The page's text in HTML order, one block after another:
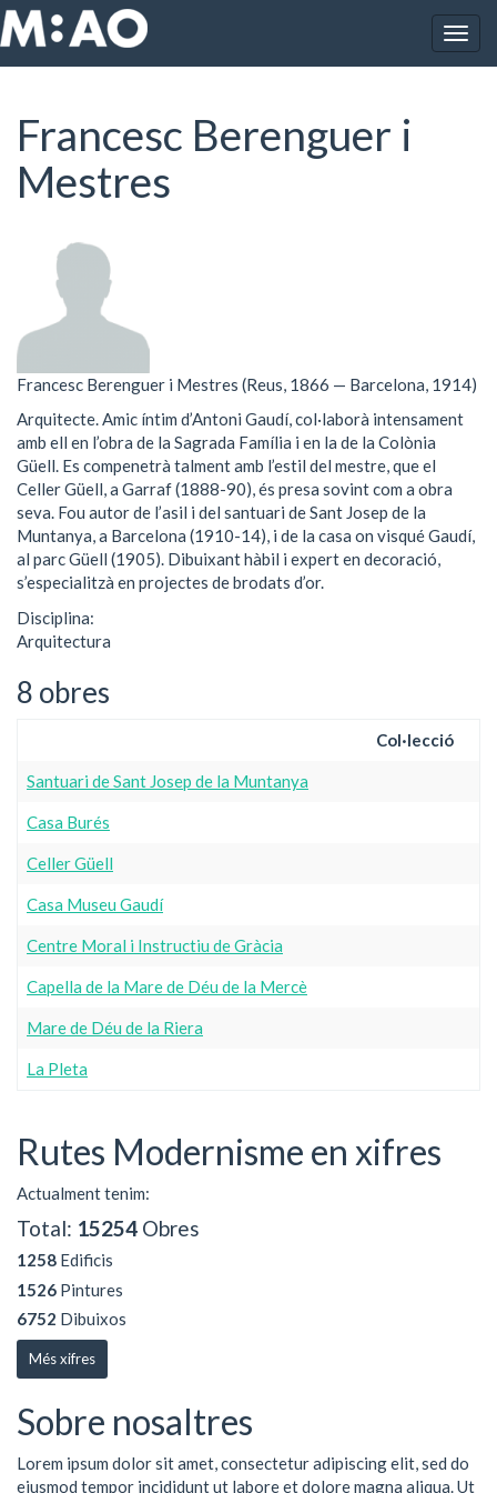
Vés al contingut
Inici Francesc Berenguer i Mestres
Francesc Berenguer i
Mestres
Francesc Berenguer i Mestres (Reus, 1866 — Barcelona, 1914)
Arquitecte. Amic íntim d’Antoni Gaudí, col·laborà intensament
amb ell en l’obra de la Sagrada Família i en la de la Colònia
Güell. Es compenetrà talment amb l’estil del mestre, que el
Celler Güell, a Garraf (1888-90), és presa sovint com a obra
seva. Fou autor de l’asil i del santuari de Sant Josep de la
Muntanya, a Barcelona (1910-14), i de la casa on visqué Gaudí,
al parc Güell (1905). Dibuixant hàbil i expert en decoració,
s’especialitzà en projectes de brodats d’or.
Disciplina:
Arquitectura
8 obres
Col·lecció
Santuari de Sant Josep de la Muntanya
Casa Burés
Celler Güell
Casa Museu Gaudí
Centre Moral i Instructiu de Gràcia
Capella de la Mare de Déu de la Mercè
Mare de Déu de la Riera
La Pleta
Rutes Modernisme en xifres
Actualment tenim:
Total: 15254 Obres
1258 Edificis
1526 Pintures
6752 Dibuixos
Més xifres
Sobre nosaltres
Lorem ipsum dolor sit amet, consectetur adipiscing elit, sed do
eiusmod tempor incididunt ut labore et dolore magna aliqua. Ut